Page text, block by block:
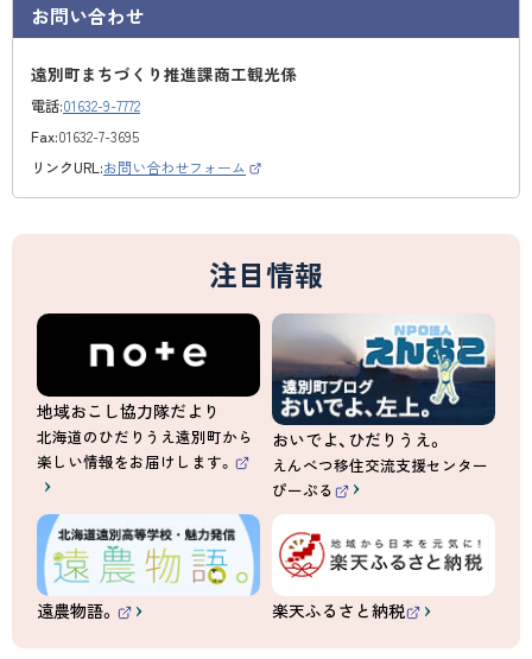
お問い合わせ
遠別町まちづくり推進課商工観光係
電話:01632-9-7772
Fax:01632-7-3695
リンクURL:お問い合わせフォーム
外
イ
）
注目情報
地域おこし協力隊だより
北海道のひだりうえ遠別町から
楽しい情報をお届けします。
部
サ
イ
）
おいでよ、ひだりうえ。
えんべつ移住交流支援センター
ぴーぷる
部
サ
イ
ト
）
遠農物語。
外
楽天ふるさと納税
外